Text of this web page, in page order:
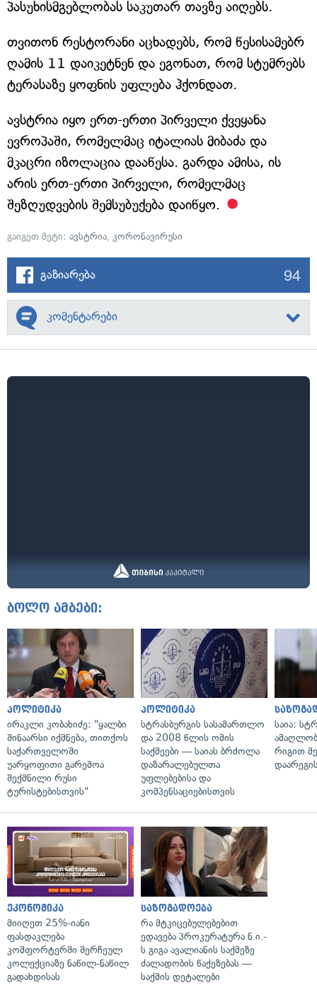
პასუხისმგებლობას საკუთარ თავზე აიღებს.
თვითონ რესტორანი აცხადებს, რომ წესისამებრ
ღამის 11 დაიკეტნენ და ეგონათ, რომ სტუმრებს
ტერასაზე ყოფნის უფლება ჰქონდათ.
ავსტრია იყო ერთ-ერთი პირველი ქვეყანა
ევროპაში, რომელმაც იტალიას მიბაძა და
მკაცრი იზოლაცია დააწესა. გარდა ამისა, ის
არის ერთ-ერთი პირველი, რომელმაც
შეზღუდვების შემსუბუქება დაიწყო.
გაიგეთ მეტი: ავსტრია, კორონავირუსი
გაზიარება 94
კომენტარები
ბოლო ამბები:
პოლიტიკა
ირაკლი კობახიძე: "ყალბი
შინაარსი იქმნება, თითქოს
საქართველოში
უარყოფითი გარემოა
შექმნილი რუსი
ტურისტებისთვის"
პოლიტიკა
სტრასბურგის სასამართლო
და 2008 წლის ომის
საქმეები — საიას ბრძოლა
დაზარალებულთა
უფლებებისა და
კომპენსაციებისთვის
საია:
რიგით
ეკონომიკა
მიიღეთ 25%-იანი
ფასდაკლება
კომფორტერში შერჩეულ
კოლექციაზე ნაწილ-ნაწილ
გადახდისას
საზოგადოება
რა მტკიცებულებებით
ედავება პროკურატურა ნ.ი.-
ს გიგა ავალიანის საქმეზე
ძალადობის წაქეზებას —
საქმის დეტალები